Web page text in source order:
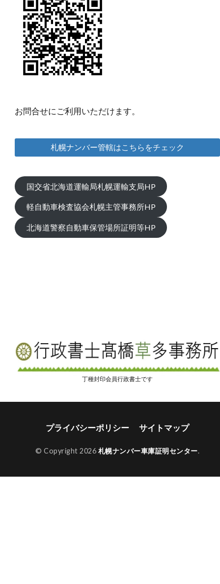
お問合せにご利用いただけます。
札幌ナンバー管轄はこちらをチェック
国交省北海道運輸局札幌運輸支局HP
軽自動車検査協会札幌主管事務所HP
北海道警察自動車保管場所証明等HP
丁種封印会員行政書士です
プライバシーポリシー サイトマップ
© Copyright 2026 札幌ナンバー車庫証明センター.